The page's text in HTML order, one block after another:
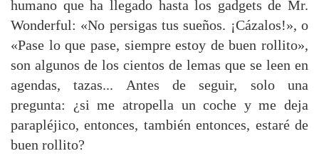
humano que ha llegado hasta los gadgets de Mr.
Wonderful: «No persigas tus sueños. ¡Cázalos!», o
«Pase lo que pase, siempre estoy de buen rollito»,
son algunos de los cientos de lemas que se leen en
agendas, tazas... Antes de seguir, solo una
pregunta: ¿si me atropella un coche y me deja
parapléjico, entonces, también entonces, estaré de
buen rollito?